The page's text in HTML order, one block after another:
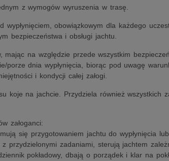
z wymogów wyruszenia w trasę.
wypłynięciem, obowiązkowym dla każdego
bezpieczeństwa i obsługi jachtu.
mając na względzie przede wszystkim
porze dnia wypłynięcia, biorąc pod uwagę
i kondycji całej załogi.
koje na jachcie. Przydziela również wszystkich
załoganci:
się przygotowaniem jachtu do wypłynięcia lub
przydzielonymi zadaniami, sterują jachtem
pokładowy, dbają o porządek i klar na